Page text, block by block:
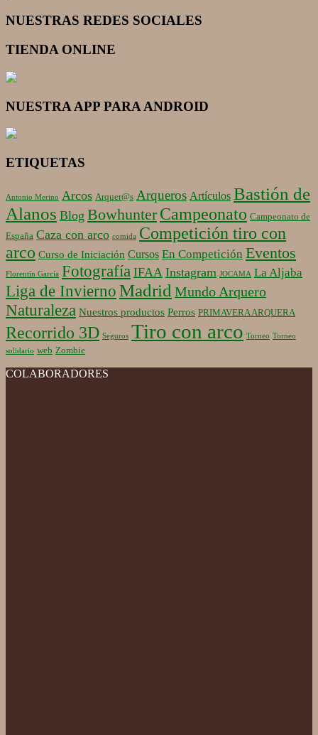
NUESTRAS REDES SOCIALES
TIENDA ONLINE
NUESTRA APP PARA ANDROID
ETIQUETAS
Antonio Merino Arcos Arquer@s Arqueros Artículos Bastión de
Alanos Blog Bowhunter Campeonato Campeonato de
España Caza con arco comida Competición tiro con
arco Curso de Iniciación Cursos En Competición Eventos
Florentín García Fotografía IFAA Instagram JOCAMA La Aljaba
Liga de Invierno Madrid Mundo Arquero
Naturaleza Nuestros productos Perros PRIMAVERA ARQUERA
Recorrido 3D Seguros Tiro con arco Torneo Torneo
solidario web Zombie
COLABORADORES